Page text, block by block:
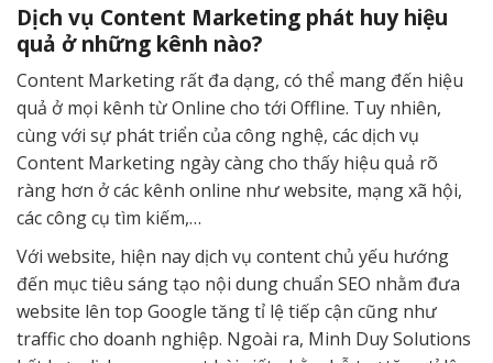
Dịch vụ Content Marketing phát huy hiệu
quả ở những kênh nào?
Content Marketing rất đa dạng, có thể mang đến hiệu
quả ở mọi kênh từ Online cho tới Offline. Tuy nhiên,
cùng với sự phát triển của công nghệ, các dịch vụ
Content Marketing ngày càng cho thấy hiệu quả rõ
ràng hơn ở các kênh online như website, mạng xã hội,
các công cụ tìm kiếm,…
Với website, hiện nay dịch vụ content chủ yếu hướng
đến mục tiêu sáng tạo nội dung chuẩn SEO nhằm đưa
website lên top Google tăng tỉ lệ tiếp cận cũng như
traffic cho doanh nghiệp. Ngoài ra, Minh Duy Solutions